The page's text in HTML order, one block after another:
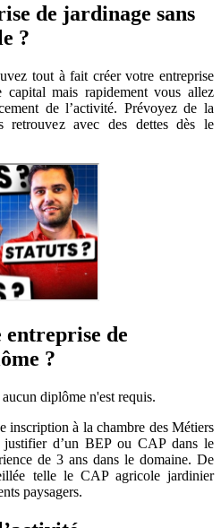
de jardinage sans
?
tout à fait créer votre entreprise
mais rapidement vous allez
de l’activité. Prévoyez de la
retrouvez avec des dettes dès le
de
?
diplôme n'est requis.
inscription à la chambre des Métiers
d’un BEP ou CAP dans le
de 3 ans dans le domaine. De
telle le CAP agricole jardinier
paysagers.